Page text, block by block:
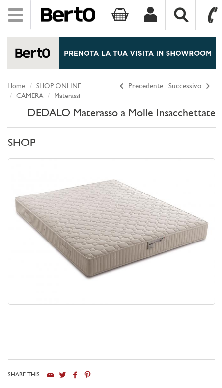
Toggle
navigation
Precedente Successivo
Home
SHOP ONLINE
CAMERA
Materassi
DEDALO Materasso a Molle Insacchettate
SHOP
SHARE THIS